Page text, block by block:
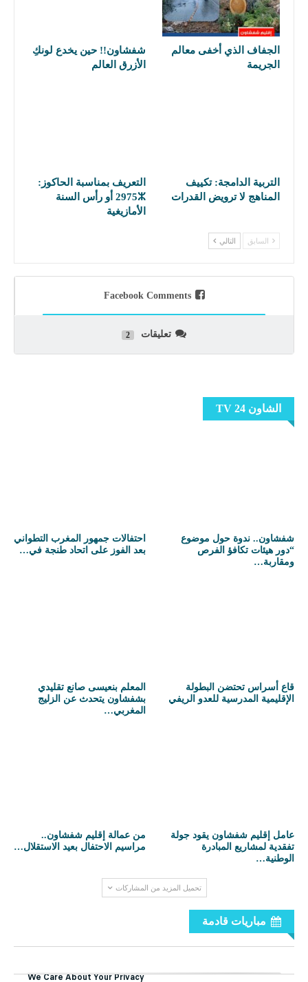
الجفاف الذي أخفى معالم
الجريمة
شفشاون!! حين يخدع لونكِ
الأزرق العالم
التربية الدامجة: تكييف
المناهج لا ترويض القدرات
التعريف بمناسبة الحاكوز:
2975ⵣ أو رأس السنة
الأمازيغية
السابق التالي
Facebook Comments
تعليقات 2
الشاون 24 TV
شفشاون.. ندوة حول موضوع
“دور هيئات تكافؤ الفرص
ومقاربة…
احتفالات جمهور المغرب التطواني
بعد الفوز على اتحاد طنجة في…
قاع أسراس تحتضن البطولة
الإقليمية المدرسية للعدو الريفي
المعلم بنعيسى صانع تقليدي
بشفشاون يتحدث عن الزليج
المغربي…
عامل إقليم شفشاون يقود جولة
تفقدية لمشاريع المبادرة
الوطنية…
من عمالة إقليم شفشاون..
مراسيم الاحتفال بعيد الاستقلال…
تحميل المزيد من المشاركات
مباريات قادمة